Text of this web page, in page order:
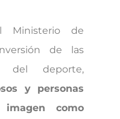
Ministerio de
de las
del deporte,
y personas
como